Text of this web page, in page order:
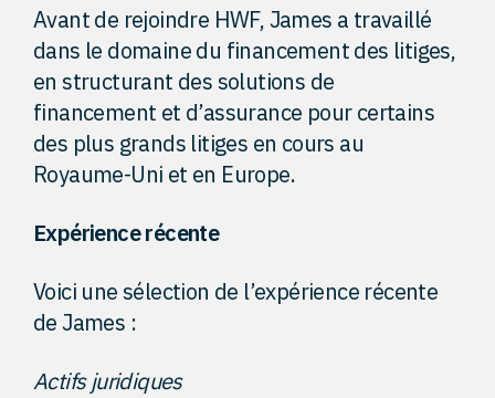
Avant de rejoindre HWF, James a travaillé
dans le domaine du financement des litiges,
en structurant des solutions de
financement et d’assurance pour certains
des plus grands litiges en cours au
Royaume-Uni et en Europe.
Expérience récente
Voici une sélection de l’expérience récente
de James :
Actifs juridiques